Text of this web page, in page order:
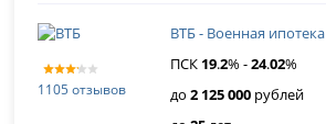
1105 отзывов
ВТБ - Военная ипотека
ПСК 19.2% -24.02%
до2 125 000 рублей